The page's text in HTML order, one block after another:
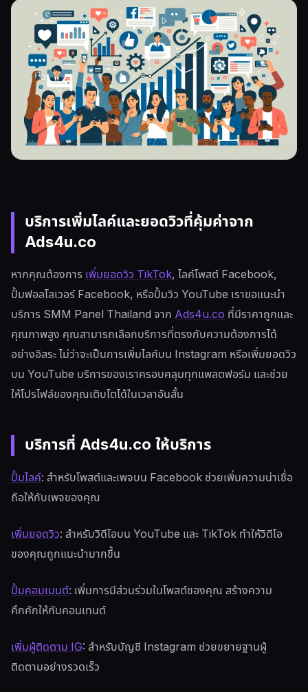
บริการเพิ่มไลค์และยอดวิวที่คุ้มค่าจาก
Ads4u.co
หากคุณต้องการเพิ่มยอดวิว TikTok, ไลค์โพสต์ Facebook,
ปั้มฟอลโลเวอร์ Facebook, หรือปั้มวิว YouTube เราขอแนะนำ
บริการ SMM Panel Thailand จาก Ads4u.co ที่มีราคาถูกและ
คุณภาพสูง คุณสามารถเลือกบริการที่ตรงกับความต้องการได้
อย่างอิสระ ไม่ว่าจะเป็นการเพิ่มไลค์บน Instagram หรือเพิ่มยอดวิว
บน YouTube บริการของเราครอบคลุมทุกแพลตฟอร์ม และช่วย
ให้โปรไฟล์ของคุณเติบโตได้ในเวลาอันสั้น
บริการที่ Ads4u.co ให้บริการ
ปั้มไลค์: สำหรับโพสต์และเพจบน Facebook ช่วยเพิ่มความน่าเชื่อ
ถือให้กับเพจของคุณ
เพิ่มยอดวิว: สำหรับวิดีโอบน YouTube และ TikTok ทำให้วิดีโอ
ของคุณถูกแนะนำมากขึ้น
ปั้มคอมเมนต์: เพิ่มการมีส่วนร่วมในโพสต์ของคุณ สร้างความ
คึกคักให้กับคอนเทนต์
เพิ่มผู้ติดตาม IG: สำหรับบัญชี Instagram ช่วยขยายฐานผู้
ติดตามอย่างรวดเร็ว